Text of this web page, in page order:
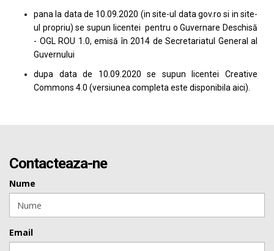
pana la data de 10.09.2020 (in site-ul data gov.ro si in site-
ul propriu) se supun licentei pentru o Guvernare Deschisă
- OGL ROU 1.0, emisă în 2014 de Secretariatul General al
Guvernului
dupa data de 10.09.2020 se supun licentei Creative
Commons 4.0 (versiunea completa este disponibila aici).
Contacteaza-ne
Nume
Email